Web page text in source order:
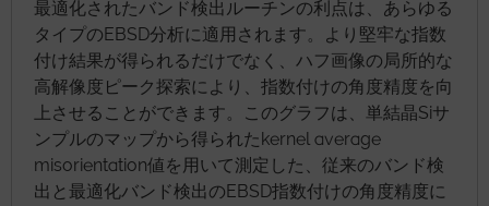
最適化されたバンド検出ルーチンの利点は、あらゆる
タイプのEBSD分析に適用されます。より堅牢な指数
付け結果が得られるだけでなく、ハフ画像の局所的な
高解像度ピーク探索により、指数付けの角度精度を向
上させることができます。このグラフは、単結晶Siサ
ンプルのマップから得られたkernel average
misorientation値を用いて測定した、従来のバンド検
出と最適化バンド検出のEBSD指数付けの角度精度に